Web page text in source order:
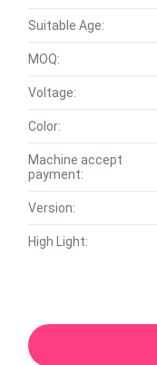
Suitable Age:
MOQ:
Voltage:
Color:
Machine accept
payment:
Version:
High Light: